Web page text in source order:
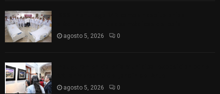
agosto 5, 2026 0
agosto 5, 2026 0